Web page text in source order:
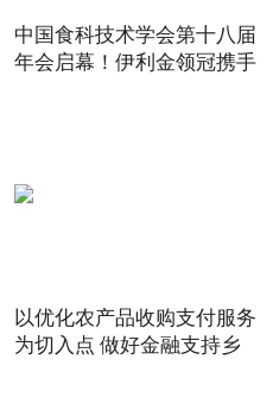
中国食科技术学会第十八届
年会启幕！伊利金领冠携手
以优化农产品收购支付服务
为切入点 做好金融支持乡